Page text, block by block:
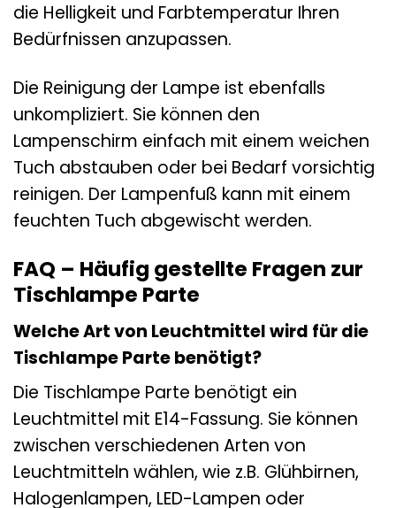
die Helligkeit und Farbtemperatur Ihren
Bedürfnissen anzupassen.
Die Reinigung der Lampe ist ebenfalls
unkompliziert. Sie können den
Lampenschirm einfach mit einem weichen
Tuch abstauben oder bei Bedarf vorsichtig
reinigen. Der Lampenfuß kann mit einem
feuchten Tuch abgewischt werden.
FAQ – Häufig gestellte Fragen zur
Tischlampe Parte
Welche Art von Leuchtmittel wird für die
Tischlampe Parte benötigt?
Die Tischlampe Parte benötigt ein
Leuchtmittel mit E14-Fassung. Sie können
zwischen verschiedenen Arten von
Leuchtmitteln wählen, wie z.B. Glühbirnen,
Halogenlampen, LED-Lampen oder